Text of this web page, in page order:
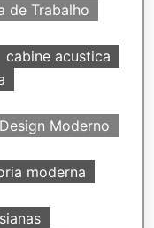
de Trabalho
cabine acustica
Design Moderno
moderna